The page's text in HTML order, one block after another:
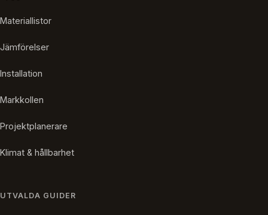
Materiallistor
Jämförelser
Installation
Markkollen
Projektplanerare
Klimat & hållbarhet
UTVALDA GUIDER